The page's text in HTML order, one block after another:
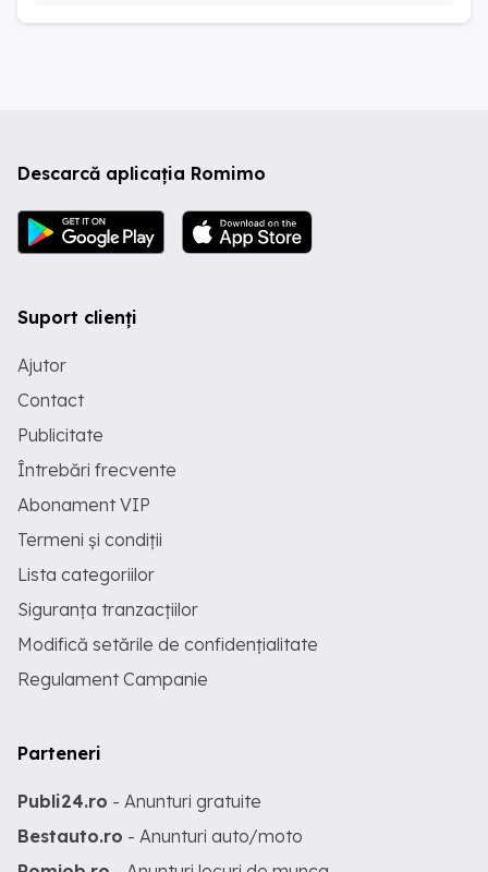
Descarcă aplicația Romimo
Suport clienți
Ajutor
Contact
Publicitate
Întrebări frecvente
Abonament VIP
Termeni și condiții
Lista categoriilor
Siguranța tranzacțiilor
Modifică setările de confidențialitate
Regulament Campanie
Parteneri
Publi24.ro - Anunturi gratuite
Bestauto.ro - Anunturi auto/moto